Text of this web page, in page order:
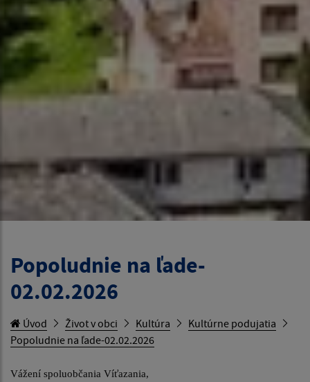
Popoludnie na ľade-
02.02.2026
Úvod Život v obci Kultúra
Kultúrne podujatia
Popoludnie na ľade-02.02.2026
Vážení spoluobčania Víťazania,